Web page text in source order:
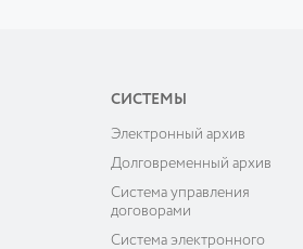
СИСТЕМЫ
Электронный архив
Долговременный архив
Система управления
договорами
Система электронного